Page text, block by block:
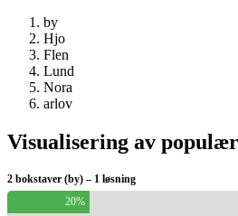
by
Hjo
Flen
Lund
Nora
arlov
Visualisering av
2 bokstaver (by) – 1 løsning
20%